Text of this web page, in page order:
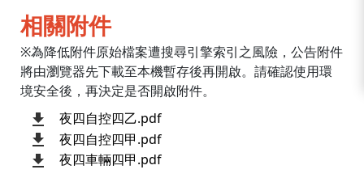
相關附件
※為降低附件原始檔案遭搜尋引擎索引之風險，公告附件
將由瀏覽器先下載至本機暫存後再開啟。請確認使用環
境安全後，再決定是否開啟附件。
夜四自控四乙.pdf
夜四自控四甲.pdf
夜四車輛四甲.pdf